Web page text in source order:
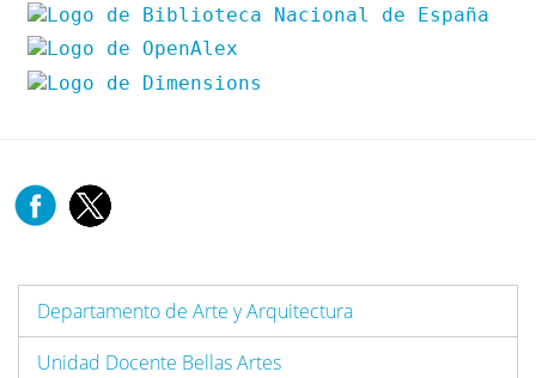
Departamento de Arte y Arquitectura
Unidad Docente Bellas Artes